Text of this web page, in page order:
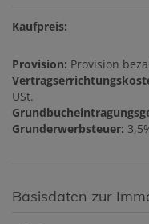
Kaufpreis:
Provision: Provision
USt.
Grunderwerbsteuer:
Basisdaten zur